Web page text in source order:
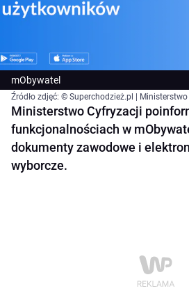
mObywatel
Źródło zdjęć: © Superchodzież.pl |
Ministerstwo Cyfryzacji
funkcjonalnościach w
dokumenty zawodowe i
wyborcze.